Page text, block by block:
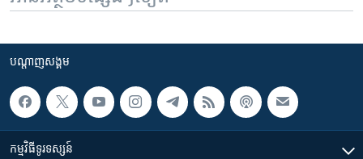
បណ្តាញ​សង្គម
កម្មវិធី​ទូរទស្សន៍